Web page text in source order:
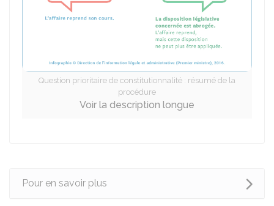
Question prioritaire de constitutionnalité : résumé de la
procédure
Voir la description longue
Pour en savoir plus